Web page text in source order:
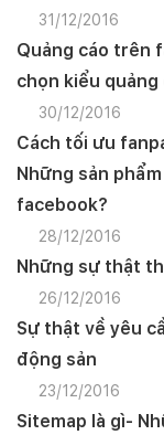
31/12/2016
Quảng cáo trên
chọn kiểu quảng
30/12/2016
Cách tối ưu
Những sản
facebook?
28/12/2016
Những sự thật
26/12/2016
Sự thật về yêu
động sản
23/12/2016
Sitemap là gì-